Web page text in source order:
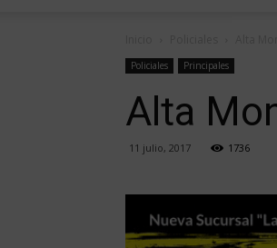
Alta
Policiales Principales
Alta
11 julio, 2017 1736